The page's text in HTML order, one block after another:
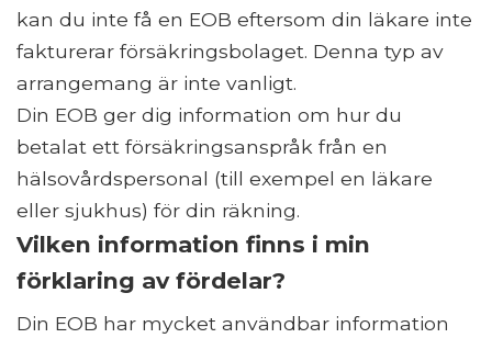
kan du inte få en EOB eftersom din läkare inte
fakturerar försäkringsbolaget. Denna typ av
arrangemang är inte vanligt.
Din EOB ger dig information om hur du
betalat ett försäkringsanspråk från en
hälsovårdspersonal (till exempel en läkare
eller sjukhus) för din räkning.
Vilken information finns i min
förklaring av fördelar?
Din EOB har mycket användbar information